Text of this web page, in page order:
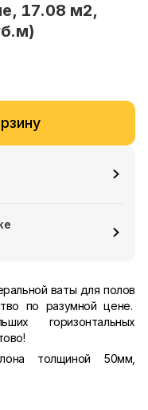
17.08 м2,
ваты для полов
по разумной цене.
горизонтальных
толщиной 50мм,